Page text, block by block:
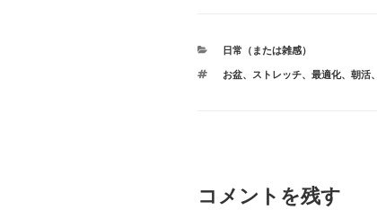
カ
ゴ
日常（または雑感）
タ
お盆、 ストレッチ、 最適化、 朝活、
コメントを残す